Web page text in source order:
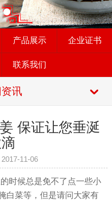
产品展示 企业证书
联系我们
讯
保证让您垂涎
11-06
候总是免不了点一些小
白菜等，但是请问大家有